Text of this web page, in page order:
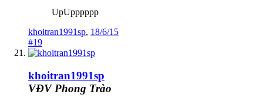
UpUpppppp
khoitran1991sp, 18/6/15
#19
khoitran1991sp
VĐV Phong Trào